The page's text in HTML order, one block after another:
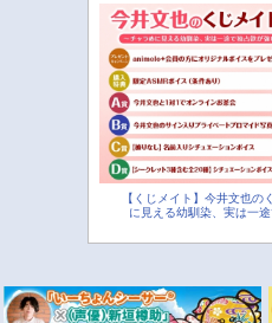
【くじメイト】今井文也の
に見える幼馴染、実は一